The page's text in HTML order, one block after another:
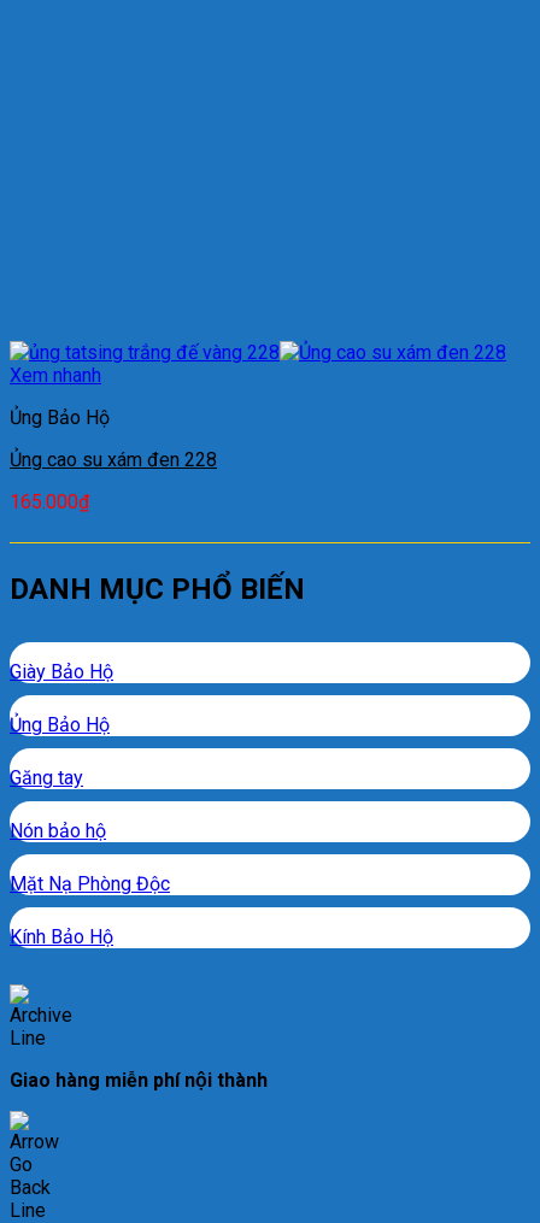
Xem nhanh
Ủng Bảo Hộ
Ủng cao su xám đen 228
165.000₫
DANH MỤC PHỔ BIẾN
Giày Bảo Hộ
Ủng Bảo Hộ
Găng tay
Nón bảo hộ
Mặt Nạ Phòng Độc
Kính Bảo Hộ
Giao hàng miễn phí nội thành